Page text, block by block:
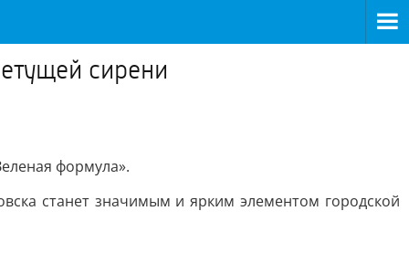
сирени
формула».
станет значимым и ярким элементом городской